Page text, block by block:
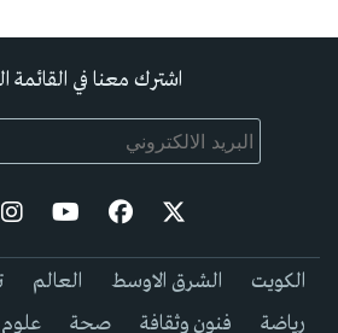
اشترك معنا في القائمة
الكويت الشرق الاوسط العالم
رياضة
فنون وثقافة صحة علوم